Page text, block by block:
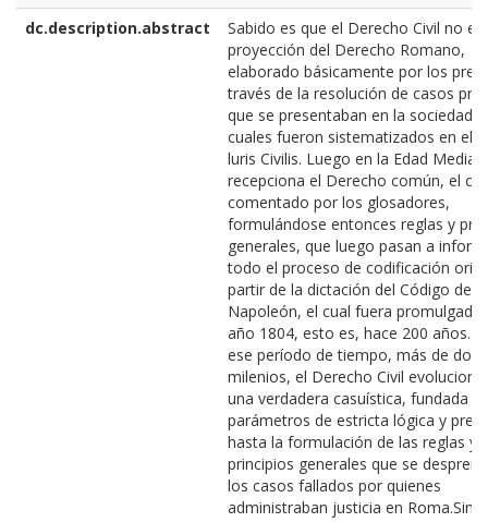
dc.description.abstract
Sabido es que el Derecho Civil no
proyección del Derecho Romano,
elaborado básicamente por los
través de la resolución de casos
que se presentaban en la sociedad,
cuales fueron sistematizados en el
luris Civilis. Luego en la Edad Media
recepciona el Derecho común, el
comentado por los glosadores,
formulándose entonces reglas y
generales, que luego pasan a
todo el proceso de codificación
partir de la dictación del Código de
Napoleón, el cual fuera promulgado
año 1804, esto es, hace 200 años.
ese período de tiempo, más de dos
milenios, el Derecho Civil
una verdadera casuística, fundada
parámetros de estricta lógica y
hasta la formulación de las reglas y
principios generales que se
los casos fallados por quienes
administraban justicia en Roma.Sin